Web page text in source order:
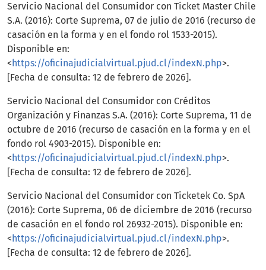
Servicio Nacional del Consumidor con Ticket Master Chile
S.A. (2016): Corte Suprema, 07 de julio de 2016 (recurso de
casación en la forma y en el fondo rol 1533-2015).
Disponible en:
< https://oficinajudicialvirtual.pjud.cl/indexN.php>.
[Fecha de consulta: 12 de febrero de 2026].
Servicio Nacional del Consumidor con Créditos
Organización y Finanzas S.A. (2016): Corte Suprema, 11 de
octubre de 2016 (recurso de casación en la forma y en el
fondo rol 4903-2015). Disponible en:
< https://oficinajudicialvirtual.pjud.cl/indexN.php>.
[Fecha de consulta: 12 de febrero de 2026].
Servicio Nacional del Consumidor con Ticketek Co. SpA
(2016): Corte Suprema, 06 de diciembre de 2016 (recurso
de casación en el fondo rol 26932-2015). Disponible en:
< https://oficinajudicialvirtual.pjud.cl/indexN.php>.
[Fecha de consulta: 12 de febrero de 2026].